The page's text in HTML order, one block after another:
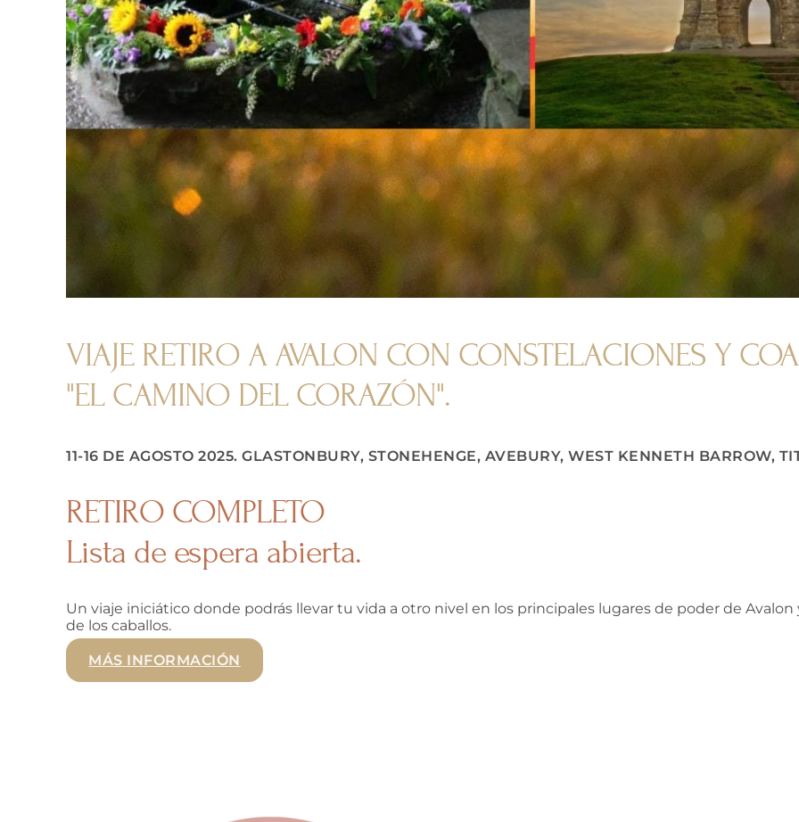
VIAJE RETIRO A AVALON CON CONSTELACIONES Y
"EL CAMINO DEL CORAZÓN".
11-16 DE AGOSTO 2025. GLASTONBURY, STONEHENGE, AVEBURY, WEST KENNETH BARROW,
RETIRO COMPLETO
Lista de espera abierta.
Un viaje iniciático donde podrás llevar tu vida a otro nivel en los principales lugares de poder de
de los caballos.
MÁS INFORMACIÓN